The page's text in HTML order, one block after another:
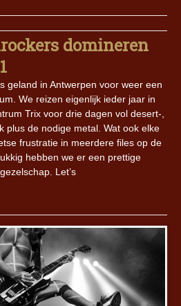
domineren
geland in Antwerpen voor weer een
We reizen eigenlijk ieder jaar in
Trix voor drie dagen vol desert-,
plus de nodige metal. Wat ook elke
frustratie in meerdere files op de
hebben we er een prettige
Let’s